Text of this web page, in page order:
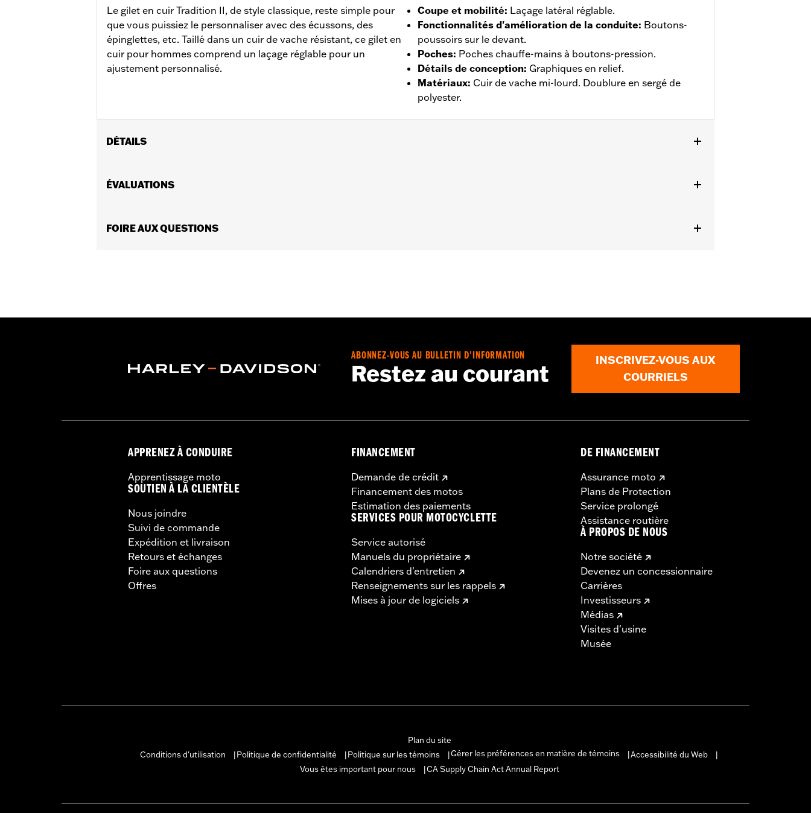
Le gilet en cuir Tradition II, de style classique, reste simple pour
que vous puissiez le personnaliser avec des écussons, des
épinglettes, etc. Taillé dans un cuir de vache résistant, ce gilet en
cuir pour hommes comprend un laçage réglable pour un
ajustement personnalisé.
Coupe et mobilité: Laçage latéral réglable.
Fonctionnalités d'amélioration de la conduite: Boutons-
poussoirs sur le devant.
Poches: Poches chauffe-mains à boutons-pression.
Détails de conception: Graphiques en relief.
Matériaux: Cuir de vache mi-lourd. Doublure en sergé de
polyester.
DÉTAILS
Caractéristiques fonctionnelles:
Origine:Importé
ÉVALUATIONS
FOIRE AUX QUESTIONS
ABONNEZ-VOUS AU BULLETIN D'INFORMATION
Restez au courant
INSCRIVEZ-VOUS AUX
COURRIELS
APPRENEZ À CONDUIRE
Apprentissage moto
SOUTIEN À LA CLIENTÈLE
Nous joindre
Suivi de commande
Expédition et livraison
Retours et échanges
Foire aux questions
Offres
FINANCEMENT
Demande de crédit
Financement des motos
Estimation des paiements
SERVICES POUR MOTOCYCLETTE
Service autorisé
Manuels du propriétaire
Calendriers d'entretien
Renseignements sur les rappels
Mises à jour de logiciels
DE FINANCEMENT
Assurance moto
Plans de Protection
Service prolongé
Assistance routière
À PROPOS DE NOUS
Notre société
Devenez un concessionnaire
Carrières
Investisseurs
Médias
Visites d'usine
Musée
Plan du site
Conditions d'utilisation
Politique de confidentialité Politique sur les témoins Gérer les préférences en matière de témoins Accessibilité du Web
Vous êtes important pour nous
CA Supply Chain Act Annual Report